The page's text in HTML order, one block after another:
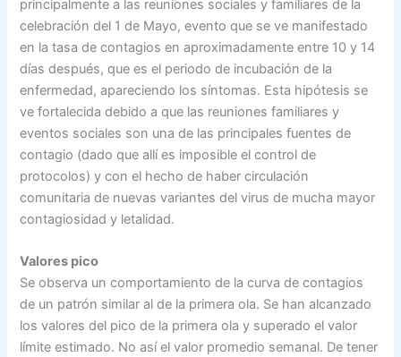
principalmente a las reuniones sociales y familiares de la
celebración del 1 de Mayo, evento que se ve manifestado
en la tasa de contagios en aproximadamente entre 10 y 14
días después, que es el periodo de incubación de la
enfermedad, apareciendo los síntomas. Esta hipótesis se
ve fortalecida debido a que las reuniones familiares y
eventos sociales son una de las principales fuentes de
contagio (dado que allí es imposible el control de
protocolos) y con el hecho de haber circulación
comunitaria de nuevas variantes del virus de mucha mayor
contagiosidad y letalidad.
Valores pico
Se observa un comportamiento de la curva de contagios
de un patrón similar al de la primera ola. Se han alcanzado
los valores del pico de la primera ola y superado el valor
límite estimado. No así el valor promedio semanal. De tener